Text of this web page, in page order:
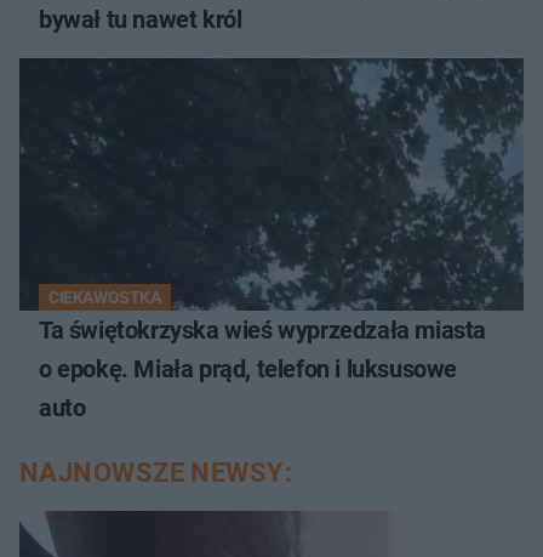
bywał tu nawet król
CIEKAWOSTKA
Ta świętokrzyska wieś wyprzedzała miasta
o epokę. Miała prąd, telefon i luksusowe
auto
NAJNOWSZE NEWSY: